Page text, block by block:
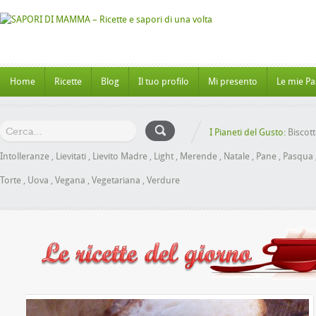
Home Ricette Blog Il tuo profilo Mi presento Le mie
I Pianeti del Gusto:
Intolleranze , Lievitati , Lievito Madre , Light , Merende , Natale , Pane , Pasqua
Torte , Uova , Vegana , Vegetariana , Verdure
Miele senza